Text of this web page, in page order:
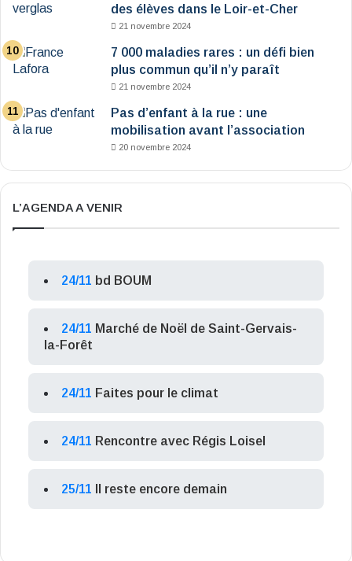
des élèves dans le Loir-et-Cher
21 novembre 2024
7 000 maladies rares : un défi bien
plus commun qu’il n’y paraît
21 novembre 2024
Pas d’enfant à la rue : une
mobilisation avant l’association
20 novembre 2024
L’AGENDA A VENIR
24/11 bd BOUM
24/11 Marché de Noël de Saint-Gervais-
la-Forêt
24/11 Faites pour le climat
24/11 Rencontre avec Régis Loisel
25/11 Il reste encore demain